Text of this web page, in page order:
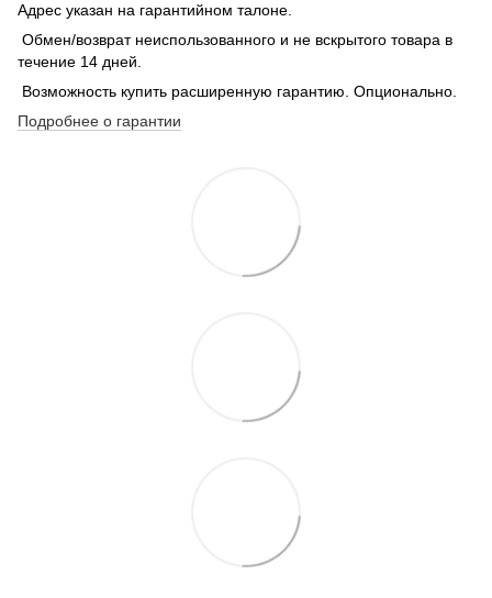
Адрес указан на гарантийном талоне.
Обмен/возврат неиспользованного и не вскрытого товара в
течение 14 дней.
Возможность купить расширенную гарантию. Опционально.
Подробнее о гарантии